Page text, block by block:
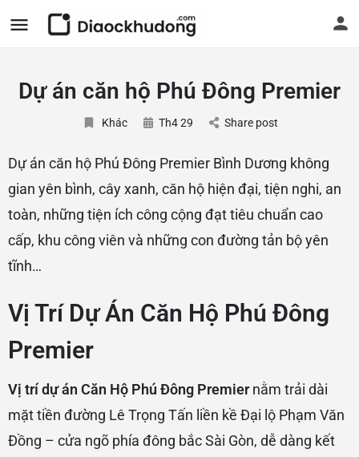
Dự án căn hộ Phú Đông Premier
Khác Th4 29 Share post
Dự án căn hộ Phú Đông Premier Bình Dương không
gian yên bình, cây xanh, căn hộ hiện đại, tiện nghi, an
toàn, những tiện ích công cộng đạt tiêu chuẩn cao
cấp, khu công viên và những con đường tản bộ yên
tĩnh…
Vị Trí Dự Án Căn Hộ Phú Đông
Premier
Vị trí dự án Căn Hộ Phú Đông Premiernằm trải dài
mặt tiền đường Lê Trọng Tấn liền kề Đại lộ Phạm Văn
Đồng – cửa ngõ phía đông bắc Sài Gòn, dễ dàng kết